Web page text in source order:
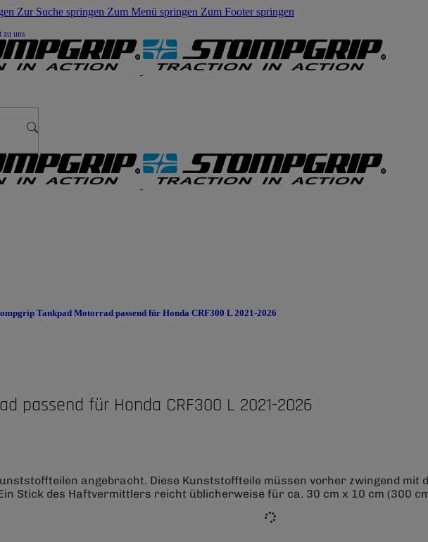
Zur Suche springen Zum Menü springen Zum Footer springen
zu uns
Tankpad Motorrad passend für Honda CRF300 L 2021-2026
passend für Honda CRF300 L 2021-2026
angebracht. Diese Kunststoffteile müssen vorher zwingend
Stick des Haftvermittlers reicht üblicherweise für ca. 30 cm x 10 cm (300